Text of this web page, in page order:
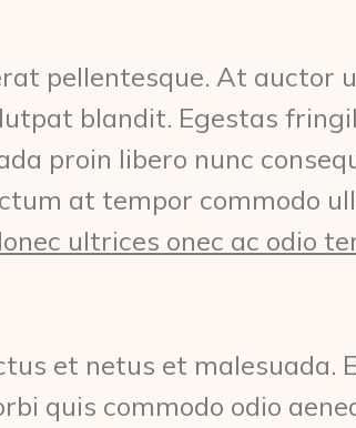
pellentesque. At auctor
blandit. Egestas
proin libero nunc
at tempor commodo
ultrices onec ac odio
et netus et malesuada.
quis commodo odio